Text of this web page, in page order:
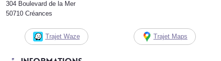
304 Boulevard de la Mer
50710 Créances
Trajet Waze Trajet Maps